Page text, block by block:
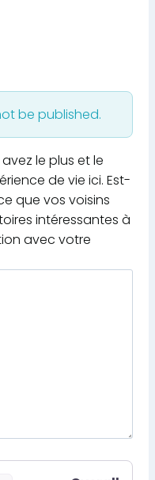
be published.
le plus et le
de vie ici. Est-
que vos voisins
intéressantes à
avec votre